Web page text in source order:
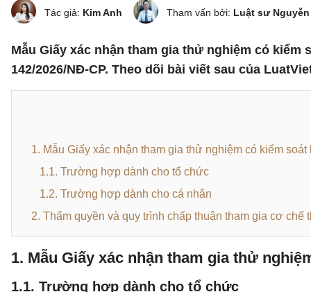
Tác giả: Kim Anh Tham vấn bởi: Luật sư
Mẫu Giấy xác nhận tham gia thử nghiệm có
142/2026/NĐ-CP. Theo dõi bài viết sau của
1. Mẫu Giấy xác nhận tham gia thử nghiệm có kiểm
1.1. Trường hợp dành cho tổ chức
1.2. Trường hợp dành cho cá nhân
2. Thẩm quyền và quy trình chấp thuận tham gia cơ
1. Mẫu Giấy xác nhận tham gia thử
1.1. Trường hợp dành cho tổ chức